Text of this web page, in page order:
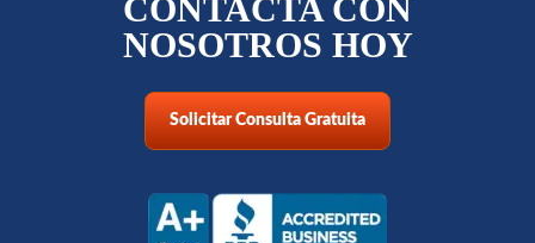
CONTACTA CON
NOSOTROS HOY
Solicitar Consulta Gratuita